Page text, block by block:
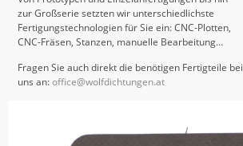
zur Großserie setzten wir unterschiedlichste
Fertigungstechnologien für Sie ein: CNC-Plotten,
CNC-Fräsen, Stanzen, manuelle Bearbeitung…
Fragen Sie auch direkt die benötigen Fertigteile bei
uns an:office@wolfdichtungen.at